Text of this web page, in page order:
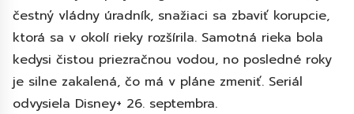
čestný vládny úradník, snažiaci sa zbaviť korupcie,
ktorá sa v okolí rieky rozšírila. Samotná rieka bola
kedysi čistou priezračnou vodou, no posledné roky
je silne zakalená, čo má v pláne zmeniť. Seriál
odvysiela Disney+ 26. septembra.